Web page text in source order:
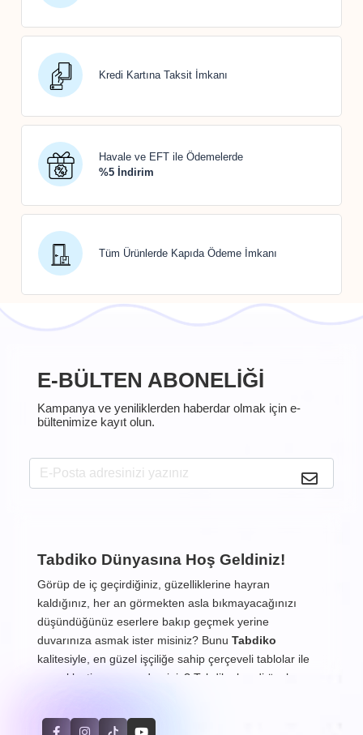
Kredi Kartına Taksit İmkanı
Havale ve EFT ile Ödemelerde
%5 İndirim
Tüm Ürünlerde Kapıda Ödeme İmkanı
E-BÜLTEN ABONELİĞİ
Kampanya ve yeniliklerden haberdar olmak için e-
bültenimize kayıt olun.
Tabdiko Dünyasına Hoş Geldiniz!
Görüp de iç geçirdiğiniz, güzelliklerine hayran
kaldığınız, her an görmekten asla bıkmayacağınızı
düşündüğünüz eserlere bakıp geçmek yerine
duvarınıza asmak ister misiniz? Bunu Tabdiko
kalitesiyle, en güzel işçiliğe sahip çerçeveli tablolar ile
gerçekleştirmeye ne dersiniz? Tabdiko kendi özel